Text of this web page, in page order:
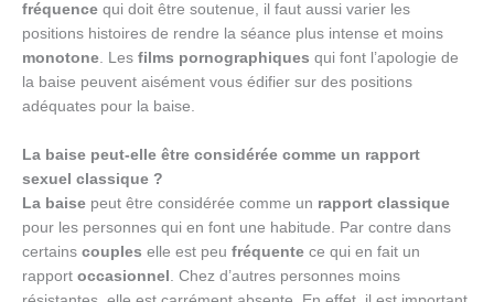
fréquence qui doit être soutenue, il faut aussi varier les
positions histoires de rendre la séance plus intense et moins
monotone. Les films pornographiques qui font l’apologie de
la baise peuvent aisément vous édifier sur des positions
adéquates pour la baise.
La baise peut-elle être considérée comme un rapport
sexuel classique ?
La baise peut être considérée comme un rapport classique
pour les personnes qui en font une habitude. Par contre dans
certains couples elle est peu fréquente ce qui en fait un
rapport occasionnel . Chez d’autres personnes moins